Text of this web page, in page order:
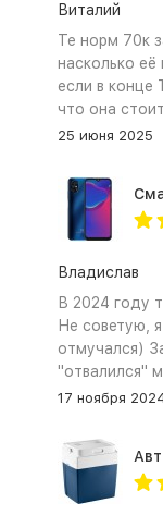
Виталий
Те норм 70к
насколько её
если в конце
что она
25 июня 2025
Владислав
В 2024 году
Не советую,
отмучался)
"отвалился"
сканер
17 ноября